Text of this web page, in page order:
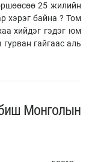
25 жилийн
хэрэг байна ? Том
хийдэг гэдэг юм
гайгаас аль
биш Монголын